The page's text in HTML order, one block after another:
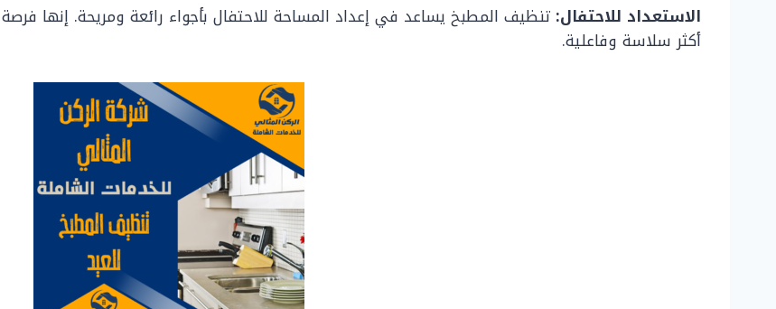
الاستعداد للاحتفال: تنظيف المطبخ يساعد في إعداد المساحة للاحتفال بأجواء رائعة ومريحة. إنها
أكثر سلاسة وفاعلية.